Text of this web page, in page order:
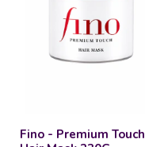
Fino - Premium Touch